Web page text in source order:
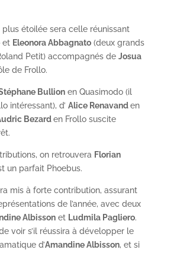
étoilée sera celle réunissant
et Eleonora Abbagnato(deux grands
Petit) accompagnés de Josua
de Frollo.
Bullionen Quasimodo (il
intéressant), d’ Alice Renavanden
Bezarden Frollo suscite
on retrouvera Florian
un parfait Phoebus.
mis à forte contribution, assurant
de l’année, avec deux
Albissonet Ludmila Pagliero.
voir s’il réussira à développer le
d’Amandine Albisson, et si